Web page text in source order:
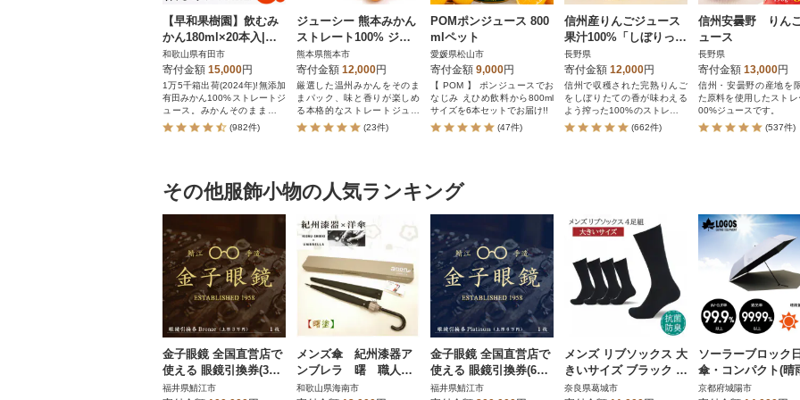
【早和果樹園】飲むみ
かん180ml×20本入|有
田みかん100%ストレー
トジュース
和歌山県有田市
寄付金額 15,000円
1万5千箱出荷(2024年)!無添加
有田みかん100%ストレートジ
ュース。みかんそのままの味
わいです
(982件)
ジューシー 熊本みかん
ストレート100% ジュ
ース 200ml×24本【JA
熊本果実連】
熊本県熊本市
寄付金額 12,000円
厳選した温州みかんをそのま
まパック、味と香りが楽しめ
る本格的なストレートジュー
ス!!
(23件)
POMポンジュース 800
mlペット
愛媛県松山市
寄付金額 9,000円
【 POM 】 ポンジュースでお
なじみ えひめ飲料から800ml
サイズを6本セットでお届け!!
(47件)
信州産りんごジュース
果汁100%「しぼりっぱ
なし」1,000ml×6本
長野県
寄付金額 12,000円
信州で収穫された完熟りんご
をしぼりたての香が味わえる
よう搾った100%のストレート
ジュースです。 (662件)
信州安曇野 りん
ュース
長野県
寄付金額 13,000円
信州・安曇野の産地を
た原料を使用したストレ
00%ジュースです。
(537件)
その他服飾小物の人気ランキング
金子眼鏡 全国直営店で
使える 眼鏡引換券(3万
円相当) Bronze
福井県鯖江市
メンズ傘 紀州漆器ア
ンブレラ 曙 職人の
手で1本1本持ち手を加
和歌山県海南市
金子眼鏡 全国直営店で
使える 眼鏡引換券(6万
円相当) Platinum
福井県鯖江市
メンズ リブソックス 大
きいサイズ ブラック 4
足組 26-28cm 抗菌 防
奈良県葛城市
ソーラーブロック
傘・コンパクト(晴
用)通勤、通学でも
京都府城陽市